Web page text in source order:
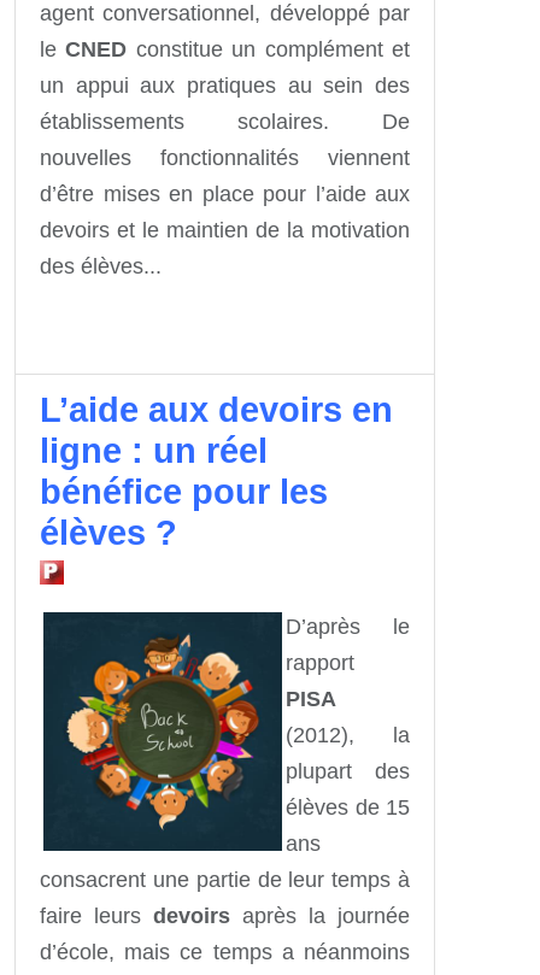
agent conversationnel, développé par
leCNED constitue un complément et
un appui aux pratiques au sein des
établissements scolaires. De
nouvelles fonctionnalités viennent
d’être mises en place pour l’aide aux
devoirs et le maintien de la motivation
des élèves...
L’aide aux devoirs en
ligne : un réel
bénéfice pour les
élèves ?
D’après le
rapport
PISA
(2012), la
plupart des
élèves de 15
ans
consacrent une partie de leur temps à
faire leurs devoirs après la journée
d’école, mais ce temps a néanmoins